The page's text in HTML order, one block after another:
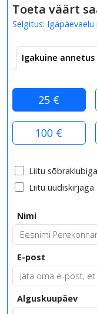
Toeta väärt
Selgitus:
Igakuine annetus
25 €
100 €
Liitu sõbraklubiga
Liitu uudiskirjaga
Nimi
E-post
Alguskuupäev